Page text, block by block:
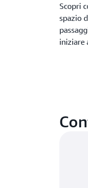
Scopri
spazio
iniziare